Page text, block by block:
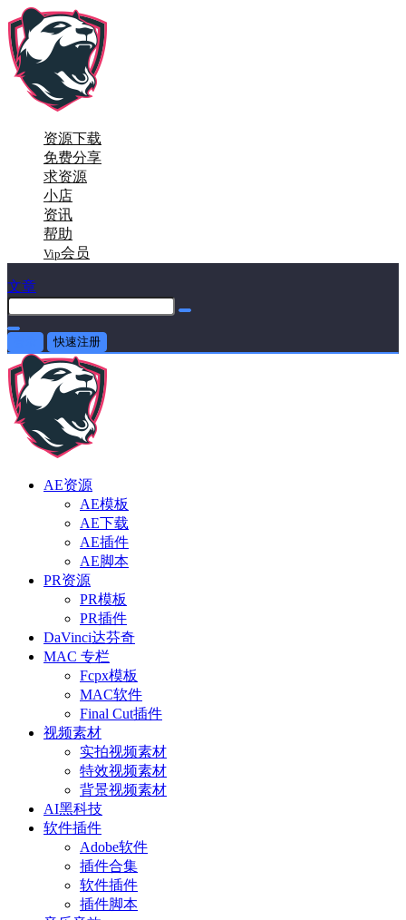
资源下载
免费分享
求资源
小店
资讯
帮助
Vip会员
文章
快速注册
AE资源
AE模板
AE下载
AE插件
AE脚本
PR资源
PR模板
PR插件
DaVinci达芬奇
MAC 专栏
Fcpx模板
MAC软件
Final Cut插件
视频素材
实拍视频素材
特效视频素材
背景视频素材
AI黑科技
软件插件
Adobe软件
插件合集
软件插件
插件脚本